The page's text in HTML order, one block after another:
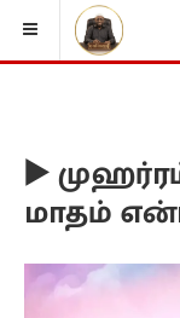
▶️
மாதம்